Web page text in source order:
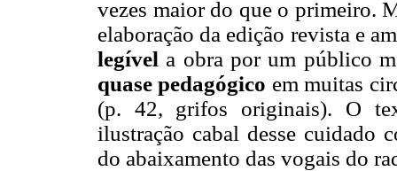
vezes maior do que o primeiro.
elaboração da edição revista e
legível a obra por um público
quase pedagógico em muitas
(p. 42, grifos originais). O
ilustração cabal desse cuidado
do abaixamento das vogais do